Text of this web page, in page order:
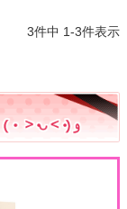
3件中 1-3件表示